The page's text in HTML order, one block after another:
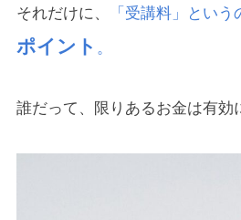
それだけに、 「受講料」という
ポイント 。
誰だって、限りあるお金は有効